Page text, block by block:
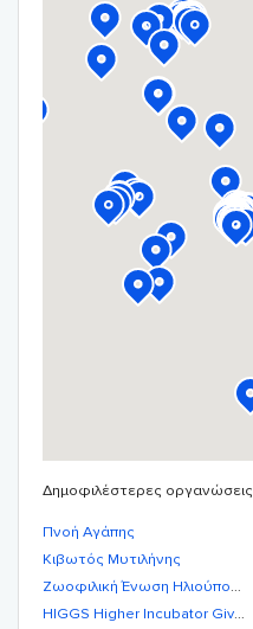
Δημοφιλέστερες οργανώσεις
Πνοή Αγάπης
Κιβωτός Μυτιλήνης
Ζωοφιλική Ένωση Ηλιούπολης
HIGGS Higher Incubator Giving Growth and Sustainability